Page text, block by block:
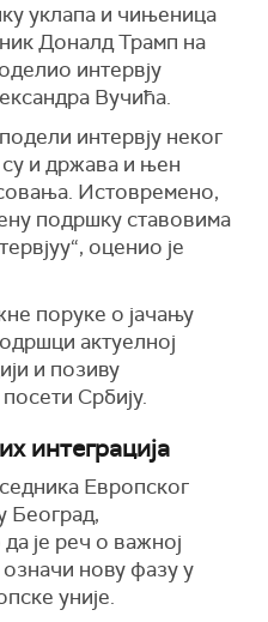
уклапа и чињеница
Доналд Трамп на
интервју
Вучића.
интервју неког
и држава и њен
Истовремено,
подршку ставовима
оценио је
поруке о јачању
актуелној
и позиву
Србију.
интеграција
Европског
Београд,
је реч о важној
означи нову фазу у
уније.